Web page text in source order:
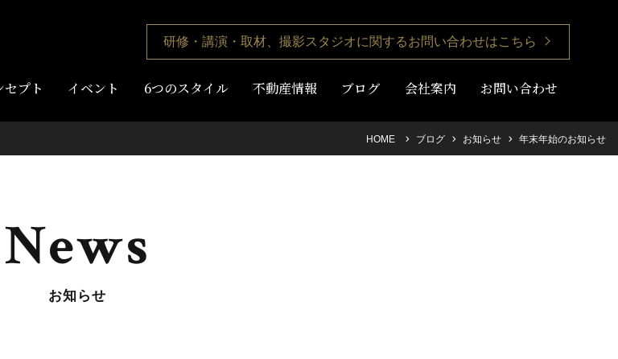
研修・講演・取材、撮影スタジオに関するお問い合わせはこちら
セプト イベント 6つのスタイル 不動産情報 ブログ 会社案内 お問い合わせ
HOME ブログ お知らせ 年末年始のお知らせ
News
お知らせ